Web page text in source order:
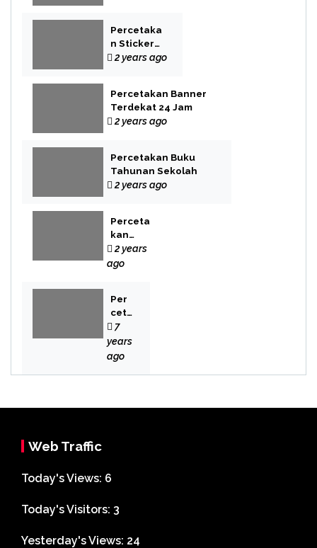
Percetaka
n Sticker
Label
2 years ago
Percetakan Banner
Terdekat 24 Jam
2 years ago
Percetakan Buku
Tahunan Sekolah
2 years ago
Perceta
kan
Buku
Novel
2 years
ago
Per
cet
aka
n
Bek
7
years
ago
Web Traffic
Today's Views: 6
Today's Visitors: 3
Yesterday's Views: 24